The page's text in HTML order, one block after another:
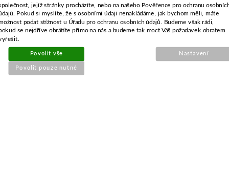
průměr středu-20,2 mm
SOUVISEJÍCÍ PRODUKTY
jejíž stránky procházíte, nebo na našeho Pověřence pro ochranu
Pokud si myslíte, že s osobními údaji nenakládáme, jak bychom měli, máte
podat stížnost u Úřadu pro ochranu osobních údajů. Budeme však rádi,
se nejdříve obrátíte přímo na nás a budeme tak moct Váš požadavek obratem
Povolit vše
Povolit pouze nutné
Nastavení